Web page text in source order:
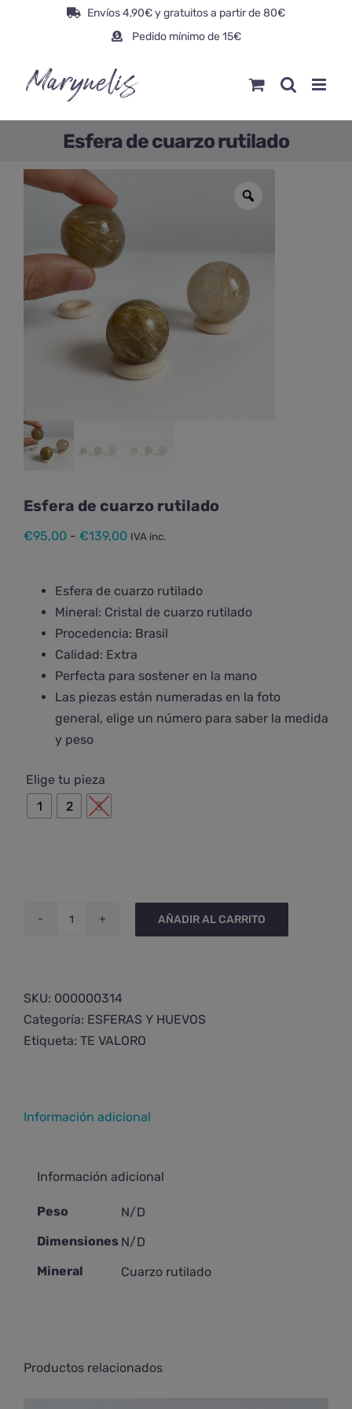
Envíos 4,90€ y gratuitos a partir de 80€
Pedido mínimo de 15€
Esfera de cuarzo rutilado
Esfera de cuarzo rutilado
€95,00 - €139,00 Rango
desde
€95,00
hasta
€139,00
IVA inc.
Esfera de cuarzo rutilado
Mineral: Cristal de cuarzo rutilado
Procedencia: Brasil
Calidad: Extra
Perfecta para sostener en la mano
Las piezas están numeradas en la foto
general, elige un número para saber la medida
y peso
Elige tu pieza
1 2 3
rutilado
cantidad
AÑADIR AL CARRITO
SKU: 000000314
Categoría: ESFERAS Y HUEVOS
Etiqueta: TE VALORO
Información adicional
Información adicional
Peso
N/D
Dimensiones N/D
Mineral
Cuarzo rutilado
Productos relacionados